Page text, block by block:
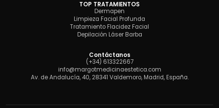
TOP TRATAMIENTOS
Dermapen
Limpieza Facial Profunda
Tratamiento Flacidez Facial
Depilación Láser Barba
Contáctanos
(+34) 613322667
info@margotmedicinaestetica.com
Av. de Andalucía, 40, 28341 Valdemoro, Madrid, España.